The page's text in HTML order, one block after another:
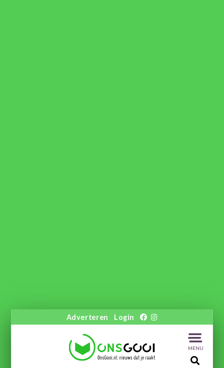
Adverteren Login
MENU